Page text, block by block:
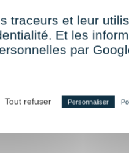
traceurs et leur
Et les
par
Tout refuser Personnaliser